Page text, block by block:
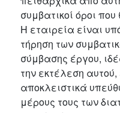
συμβατικοί όροι
Η εταιρεία είναι
τήρηση των
σύμβασης έργου,
την εκτέλεση αυτού,
αποκλειστικά
μέρους τους των